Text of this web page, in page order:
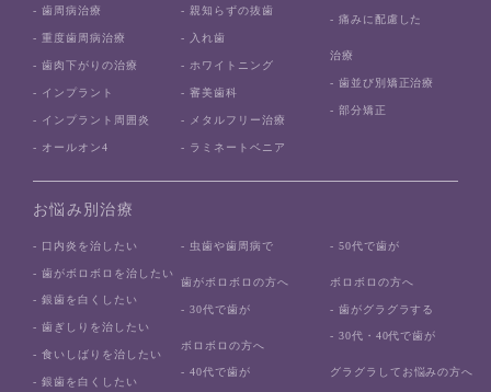
- 歯周病治療
- 重度歯周病治療
- 歯肉下がりの治療
- インプラント
- インプラント周囲炎
- オールオン4
- 親知らずの抜歯
- 入れ歯
- ホワイトニング
- 審美歯科
- メタルフリー治療
- ラミネートベニア
- 痛みに配慮した
治療
- 歯並び別矯正治療
- 部分矯正
お悩み別治療
- 口内炎を治したい
- 歯がボロボロを治したい
- 銀歯を白くしたい
- 歯ぎしりを治したい
- 食いしばりを治したい
- 銀歯を白くしたい
- 虫歯や歯周病で
歯がボロボロの方へ
- 30代で歯が
ボロボロの方へ
- 40代で歯が
- 50代で歯が
ボロボロの方へ
- 歯がグラグラする
- 30代・40代で歯が
グラグラしてお悩みの方へ